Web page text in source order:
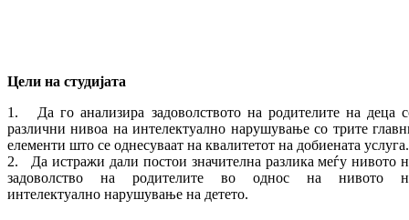
Цели на студијата
1. Да го анализира задоволството на родителите на деца
различни нивоа на интелектуално нарушување со трите
елементи што се однесуваат на квалитетот на добиената услуга.
2. Да истражи дали постои значителна разлика меѓу нивото
задоволство на родителите во однос на нивото
интелектуално нарушување на детето.